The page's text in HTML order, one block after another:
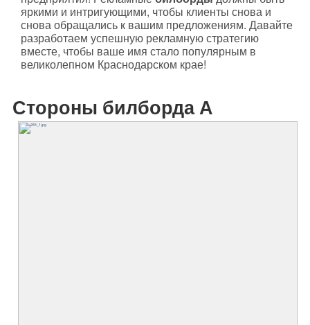
яркими и интригующими, чтобы клиенты снова и
снова обращались к вашим предложениям. Давайте
разработаем успешную рекламную стратегию
вместе, чтобы ваше имя стало популярным в
великолепном Краснодарском крае!
Стороны билборда А